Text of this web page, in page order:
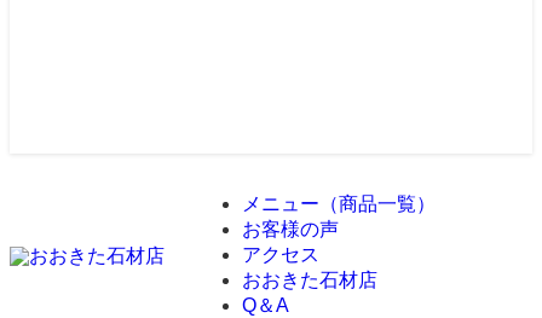
メニュー（商品一覧）
お客様の声
アクセス
おおきた石材店
Q＆A